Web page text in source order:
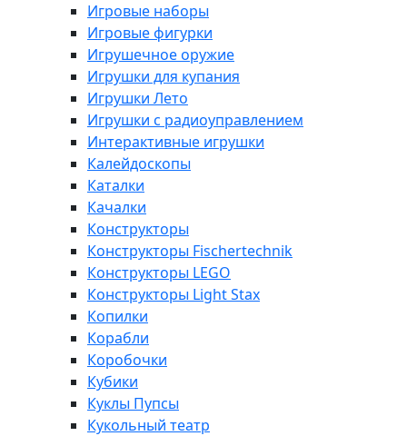
Игровые наборы
Игровые фигурки
Игрушечное оружие
Игрушки для купания
Игрушки Лето
Игрушки с радиоуправлением
Интерактивные игрушки
Калейдоскопы
Каталки
Качалки
Конструкторы
Конструкторы Fisсhertechnik
Конструкторы LEGO
Конструкторы Light Stax
Копилки
Корабли
Коробочки
Кубики
Куклы Пупсы
Кукольный театр